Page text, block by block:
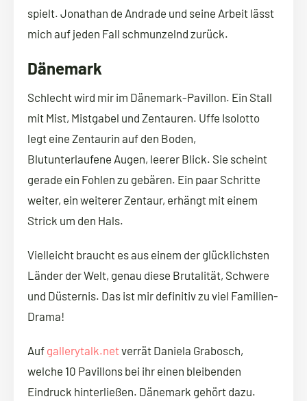
spielt. Jonathan de Andrade und seine Arbeit lässt
mich auf jeden Fall schmunzelnd zurück.
Dänemark
Schlecht wird mir im Dänemark-Pavillon. Ein Stall
mit Mist, Mistgabel und Zentauren. Uffe Isolotto
legt eine Zentaurin auf den Boden,
Blutunterlaufene Augen, leerer Blick. Sie scheint
gerade ein Fohlen zu gebären. Ein paar Schritte
weiter, ein weiterer Zentaur, erhängt mit einem
Strick um den Hals.
Vielleicht braucht es aus einem der glücklichsten
Länder der Welt, genau diese Brutalität, Schwere
und Düsternis. Das ist mir definitiv zu viel Familien-
Drama!
Auf gallerytalk.netverrät Daniela Grabosch,
welche 10 Pavillons bei ihr einen bleibenden
Eindruck hinterließen. Dänemark gehört dazu.